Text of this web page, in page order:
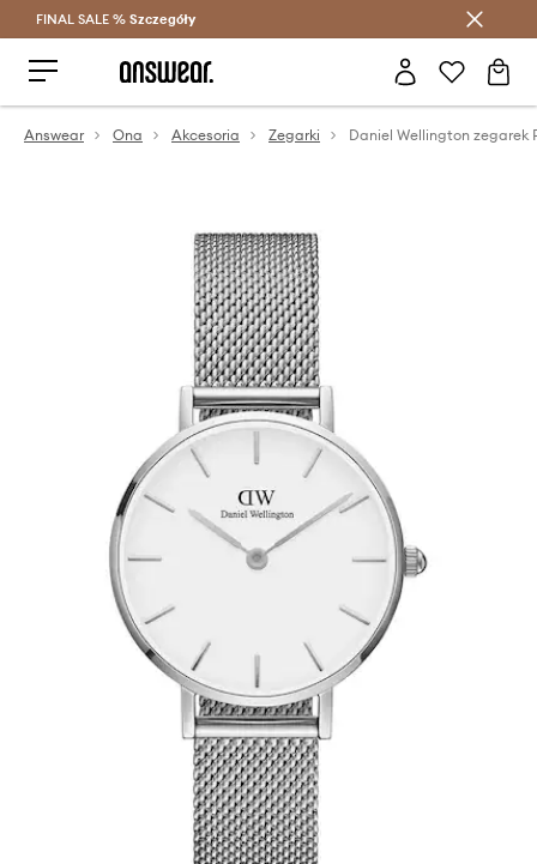
Oszczędzaj z Answear Club >
FINAL SALE % Szczegóły
Answear Ona Akcesoria Zegarki